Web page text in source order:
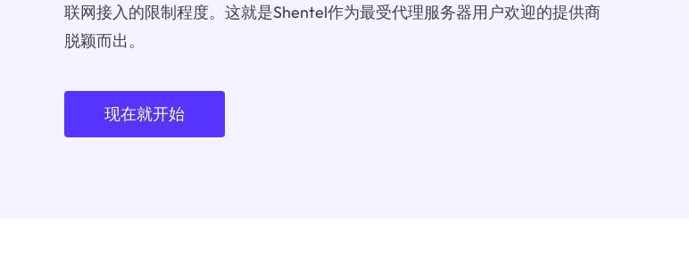
联网接入的限制程度。这就是Shentel作为最受代理服务器用户欢迎的提供商
脱颖而出。
现在就开始